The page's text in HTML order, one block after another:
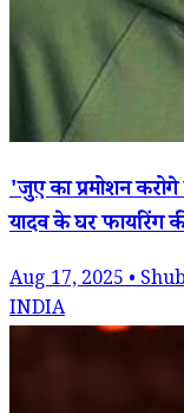
'जुए का प्रमोशन
यादव के घर फायरिंग
Aug 17, 2025 •
INDIA